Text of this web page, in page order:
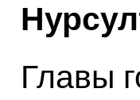
Главы